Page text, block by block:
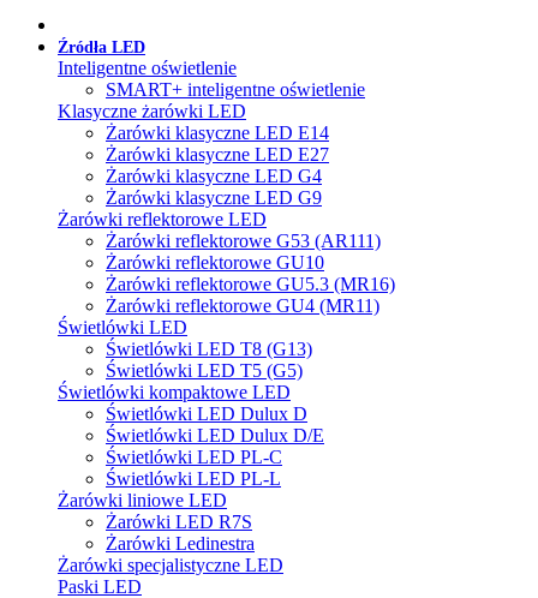
Źródła LED
Inteligentne oświetlenie
SMART+ inteligentne oświetlenie
Klasyczne żarówki LED
Żarówki klasyczne LED E14
Żarówki klasyczne LED E27
Żarówki klasyczne LED G4
Żarówki klasyczne LED G9
Żarówki reflektorowe LED
Żarówki reflektorowe G53 (AR111)
Żarówki reflektorowe GU10
Żarówki reflektorowe GU5.3 (MR16)
Żarówki reflektorowe GU4 (MR11)
Świetlówki LED
Świetlówki LED T8 (G13)
Świetlówki LED T5 (G5)
Świetlówki kompaktowe LED
Świetlówki LED Dulux D
Świetlówki LED Dulux D/E
Świetlówki LED PL-C
Świetlówki LED PL-L
Żarówki liniowe LED
Żarówki LED R7S
Żarówki Ledinestra
Żarówki specjalistyczne LED
Paski LED